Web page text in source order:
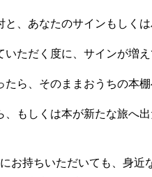
、あなたのサインもしく
ただく度に、サインが増
ら、そのままおうちの本
もしくは本が新たな旅へ
お持ちいただいても、身近